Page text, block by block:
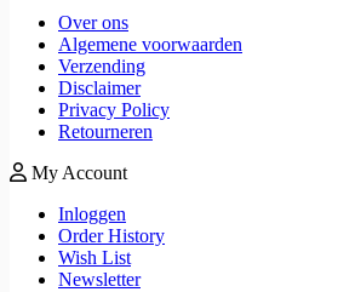
Over ons
Algemene voorwaarden
Verzending
Disclaimer
Privacy Policy
Retourneren
My Account
Inloggen
Order History
Wish List
Newsletter